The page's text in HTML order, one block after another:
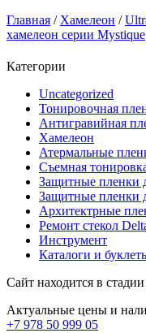
Главная / Хамелеон /
хамелеон серии Mystique
Категории
Uncategorized
Тонировочная
Антигравийная
Хамелеон
Атермальные
Съемная
Защитные пленки
Защитные пленки
Архитектрные
Ремонт стекол
Инструмент
Каталоги и
Сайт находится в
Актуальные цены и
+7 978 50 999 05